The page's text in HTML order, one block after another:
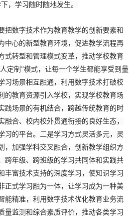
，学习随时随地发生。
数字技术作为教育教学的创新要素和
中心的新型教育环境，促进教学流程再
式转型和管理模式变革，推动学校教育
定制”模式，让每一个学生都能享受到量
习场景相互融通，利用数字技术打破校
的教育资源引入学校，实现学校教育场
践场景的有机结合，跨越传统教育的时
融合、校内校外贯通衔接的良好生态，
习的平台。二是学习方式灵活多元，灵
，加强学科交叉融合，创新教学组织方
跨年级、跨班级的学习共同体和实践共
丰富技术支持的深度学习，使知识学习
正式学习融为一体，让学习成为一种美
能精准，利用数字技术优化教育业务流
量监测和综合素质评价，推动各类学习